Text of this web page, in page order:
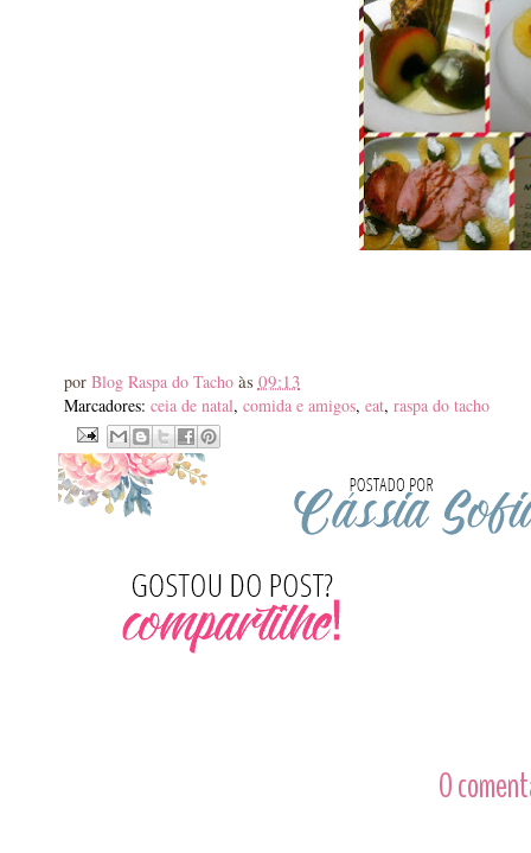
por Blog Raspa do Tacho às 09:13
Marcadores: ceia de natal, comida e amigos, eat, raspa do tacho
0